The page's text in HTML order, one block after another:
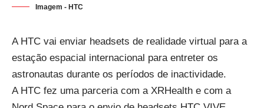
Imagem - HTC
A HTC vai enviar headsets de realidade virtual para a
estação espacial internacional para entreter os
astronautas durante os períodos de inactividade.
A HTC fez uma parceria com a XRHealth e com a